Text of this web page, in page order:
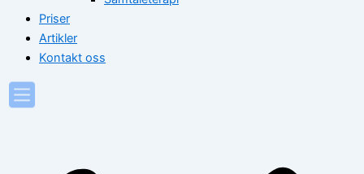
Priser
Artikler
Kontakt oss